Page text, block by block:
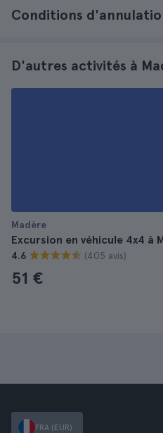
Conditions
D'autres activités à
Madère
Excursion en véhicule 4x4 à
4.6 (405 avis)
51 €
FRA (EUR)